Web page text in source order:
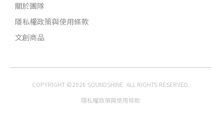
關於團隊
隱私權政策與使用條款
文創商品
COPYRIGHT ©2026 SOUNDSHINE. ALL RIGHTS RESERVED.
隱私權政策與使用條款